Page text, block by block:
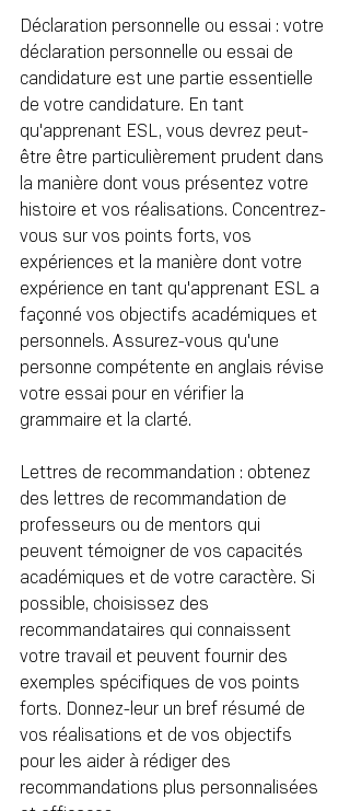
Déclaration personnelle ou essai : votre
déclaration personnelle ou essai de
candidature est une partie essentielle
de votre candidature. En tant
qu'apprenant ESL, vous devrez peut-
être être particulièrement prudent dans
la manière dont vous présentez votre
histoire et vos réalisations. Concentrez-
vous sur vos points forts, vos
expériences et la manière dont votre
expérience en tant qu'apprenant ESL a
façonné vos objectifs académiques et
personnels. Assurez-vous qu'une
personne compétente en anglais révise
votre essai pour en vérifier la
grammaire et la clarté.
Lettres de recommandation : obtenez
des lettres de recommandation de
professeurs ou de mentors qui
peuvent témoigner de vos capacités
académiques et de votre caractère. Si
possible, choisissez des
recommandataires qui connaissent
votre travail et peuvent fournir des
exemples spécifiques de vos points
forts. Donnez-leur un bref résumé de
vos réalisations et de vos objectifs
pour les aider à rédiger des
recommandations plus personnalisées